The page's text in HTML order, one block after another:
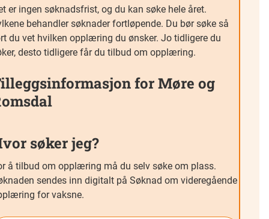
er ingen søknadsfrist, og du kan søke hele året.
behandler søknader fortløpende. Du bør søke så
du vet hvilken opplæring du ønsker. Jo tidligere du
desto tidligere får du tilbud om opplæring.
for Møre og
søker jeg?
å tilbud om opplæring må du selv søke om plass.
sendes inn digitalt på Søknad om videregående
for vaksne.